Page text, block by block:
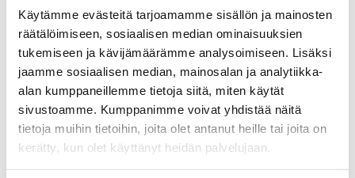
Käytämme evästeitä tarjoamamme sisällön ja mainosten
räätälöimiseen, sosiaalisen median ominaisuuksien
tukemiseen ja kävijämäärämme analysoimiseen. Lisäksi
jaamme sosiaalisen median, mainosalan ja analytiikka-
alan kumppaneillemme tietoja siitä, miten käytät
sivustoamme. Kumppanimme voivat yhdistää näitä
tietoja muihin tietoihin, joita olet antanut heille tai joita on
kerätty, kun olet käyttänyt heidän palvelujaan.
Rajaustolppa nauhalla
4,5m
Nauhan pituus 4,5m
Tolpan korkeus 95cm
Paino 10kg
Purkinavaaja